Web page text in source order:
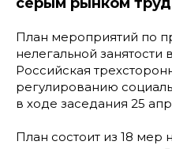
План мероприятий по
нелегальной
Российская
регулированию
в ходе заседания 25
План состоит из 18 мер